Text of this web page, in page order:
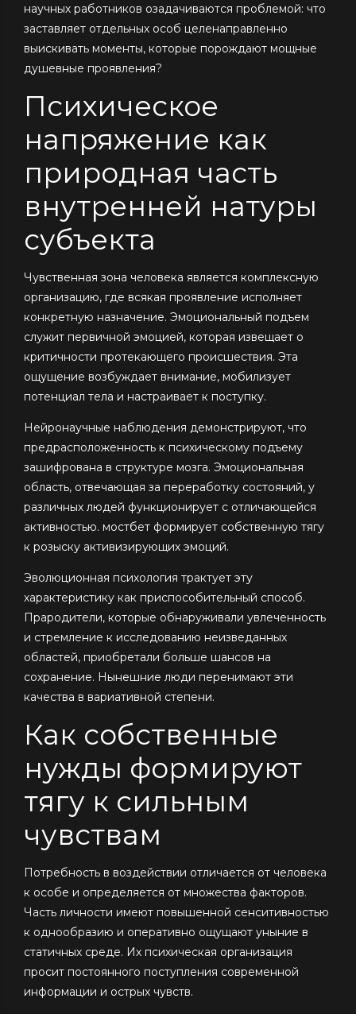
научных работников озадачиваются проблемой: что
заставляет отдельных особ целенаправленно
выискивать моменты, которые порождают мощные
душевные проявления?
Психическое
напряжение как
природная часть
внутренней натуры
субъекта
Чувственная зона человека является комплексную
организацию, где всякая проявление исполняет
конкретную назначение. Эмоциональный подъем
служит первичной эмоцией, которая извещает о
критичности протекающего происшествия. Эта
ощущение возбуждает внимание, мобилизует
потенциал тела и настраивает к поступку.
Нейронаучные наблюдения демонстрируют, что
предрасположенность к психическому подъему
зашифрована в структуре мозга. Эмоциональная
область, отвечающая за переработку состояний, у
различных людей функционирует с отличающейся
активностью. мостбет формирует собственную тягу
к розыску активизирующих эмоций.
Эволюционная психология трактует эту
характеристику как приспособительный способ.
Прародители, которые обнаруживали увлеченность
и стремление к исследованию неизведанных
областей, приобретали больше шансов на
сохранение. Нынешние люди перенимают эти
качества в вариативной степени.
Как собственные
нужды формируют
тягу к сильным
чувствам
Потребность в воздействии отличается от человека
к особе и определяется от множества факторов.
Часть личности имеют повышенной сенситивностью
к однообразию и оперативно ощущают уныние в
статичных среде. Их психическая организация
просит постоянного поступления современной
информации и острых чувств.